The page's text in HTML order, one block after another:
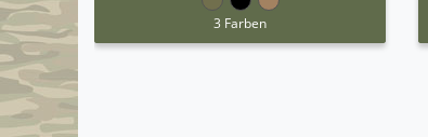
3 Farben